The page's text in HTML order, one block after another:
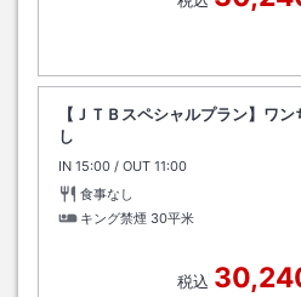
【ＪＴＢスペシャルプラン】ワ
し
IN チェックイン
15:00 / OUT チェックアウト
11:00
食事なし
キング禁煙 30平米
税込